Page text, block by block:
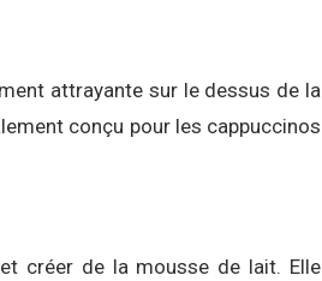
attrayante sur le dessus de la
conçu pour les cappuccinos
créer de la mousse de lait. Elle